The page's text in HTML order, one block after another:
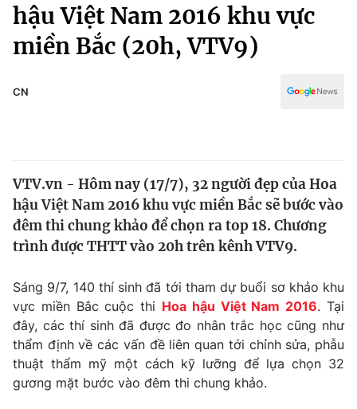
Chính trị
Xã hội
Pháp luật
Thế giới
Tin tức
Thế giới đó đây
Câu chuyện quốc tế
Kinh tế
Thị trường
Góc doanh nghiệp
Dữ liệu và đời sống
Truyền hình
Phim VTV
Hậu trường
Giải trí
Truyền hình
Văn hóa - Giải trí
hậu Việt Nam 2016 khu vực
miền Bắc (20h, VTV9)
CN
VTV.vn - Hôm nay (17/7), 32 người đẹp của Hoa
hậu Việt Nam 2016 khu vực miền Bắc sẽ bước vào
đêm thi chung khảo để chọn ra top 18. Chương
trình được THTT vào 20h trên kênh VTV9.
Sáng 9/7, 140 thí sinh đã tới tham dự buổi sơ khảo khu
vực miền Bắc cuộc thi Hoa hậu Việt Nam 2016. Tại
đây, các thí sinh đã được đo nhân trắc học cũng như
thẩm định về các vấn đề liên quan tới chỉnh sửa, phẫu
thuật thẩm mỹ một cách kỹ lưỡng để lựa chọn 32
gương mặt bước vào đêm thi chung khảo.